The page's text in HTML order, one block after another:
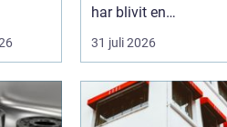
har blivit en
självklar del av en
modern fastighet...
31 juli 2026